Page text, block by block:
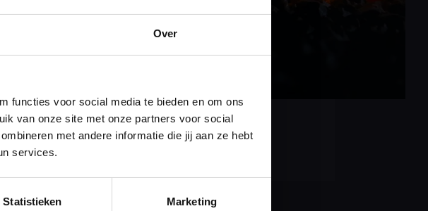
Over
functies voor social media te bieden en om ons
van onze site met onze partners voor social
met andere informatie die jij aan ze hebt
services.
Statistieken Marketing
Geopublicatie. De gewijzigde
RailMaps et cetera.